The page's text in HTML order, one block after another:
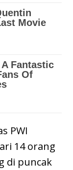
PWI
14 orang
di puncak